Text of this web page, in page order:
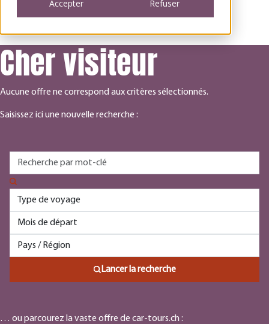
Accepter Refuser
Cher visiteur
Aucune offre ne correspond aux critères sélectionnés.
Saisissez ici une nouvelle recherche :
Lancer la recherche
… ou parcourez la vaste offre de car-tours.ch :